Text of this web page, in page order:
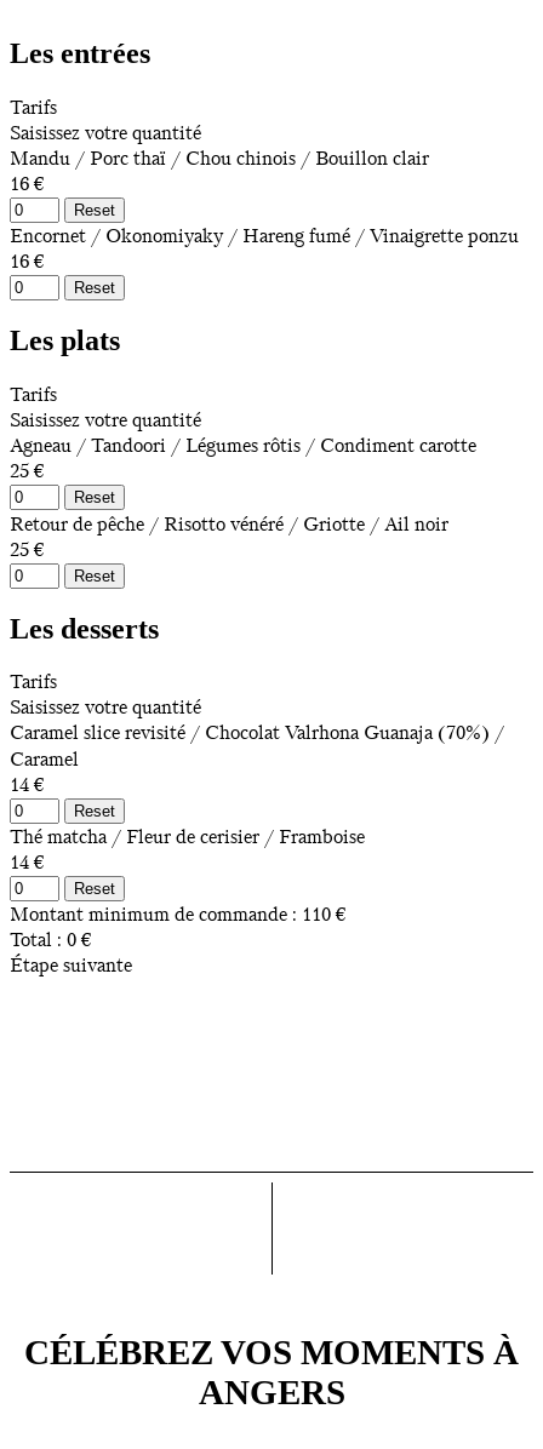
Les entrées
Tarifs
Saisissez votre quantité
Mandu / Porc thaï / Chou chinois / Bouillon clair
16 €
Reset
Encornet / Okonomiyaky / Hareng fumé / Vinaigrette ponzu
16 €
Reset
Les plats
Tarifs
Saisissez votre quantité
Agneau / Tandoori / Légumes rôtis / Condiment carotte
25 €
Reset
Retour de pêche / Risotto vénéré / Griotte / Ail noir
25 €
Reset
Les desserts
Tarifs
Saisissez votre quantité
Caramel slice revisité / Chocolat Valrhona Guanaja (70%) /
Caramel
14 €
Reset
Thé matcha / Fleur de cerisier / Framboise
14 €
Reset
Montant minimum de commande : 110€
Total : 0€
Étape suivante
CÉLÉBREZ VOS MOMENTS À
ANGERS